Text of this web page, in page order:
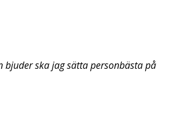
bjuder ska jag sätta personbästa på